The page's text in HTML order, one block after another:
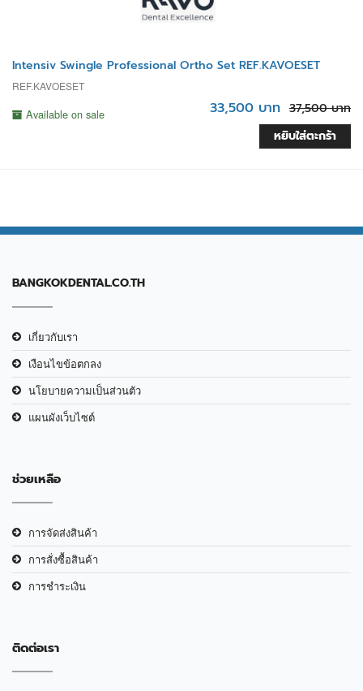
Intensiv Swingle Professional Ortho Set REF.KAVOESET
REF.KAVOESET
Available on sale 33,500 บาท 37,500 บาท
หยิบใส่ตะกร้า
BANGKOKDENTAL.CO.TH
เกี่ยวกับเรา
เงือนไขข้อตกลง
นโยบายความเป็นส่วนตัว
แผนผังเว็บไซต์
ช่วยเหลือ
การจัดส่งสินค้า
การสั่งซื้อสินค้า
การชำระเงิน
ติดต่อเรา